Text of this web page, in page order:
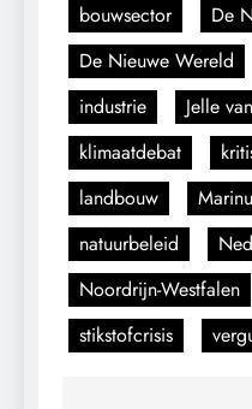
bouwsector
De
De Nieuwe Wereld
industrie
Jelle
klimaatdebat
landbouw
natuurbeleid
Noordrijn-Westfalen
stikstofcrisis